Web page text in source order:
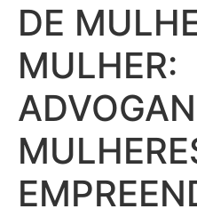
DE
MULHER: